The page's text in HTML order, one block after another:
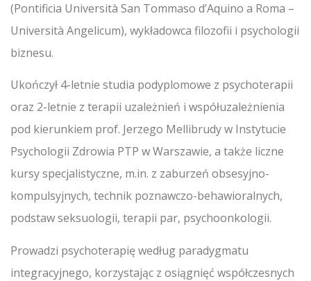
(Pontificia Università San Tommaso d’Aquino a Roma –
Università Angelicum), wykładowca filozofii i psychologii
biznesu.
Ukończył 4-letnie studia podyplomowe z psychoterapii
oraz 2-letnie z terapii uzależnień i współuzależnienia
pod kierunkiem prof. Jerzego Mellibrudy w Instytucie
Psychologii Zdrowia PTP w Warszawie, a także liczne
kursy specjalistyczne, m.in. z zaburzeń obsesyjno-
kompulsyjnych, technik poznawczo-behawioralnych,
podstaw seksuologii, terapii par, psychoonkologii.
Prowadzi psychoterapię według paradygmatu
integracyjnego, korzystając z osiągnięć współczesnych